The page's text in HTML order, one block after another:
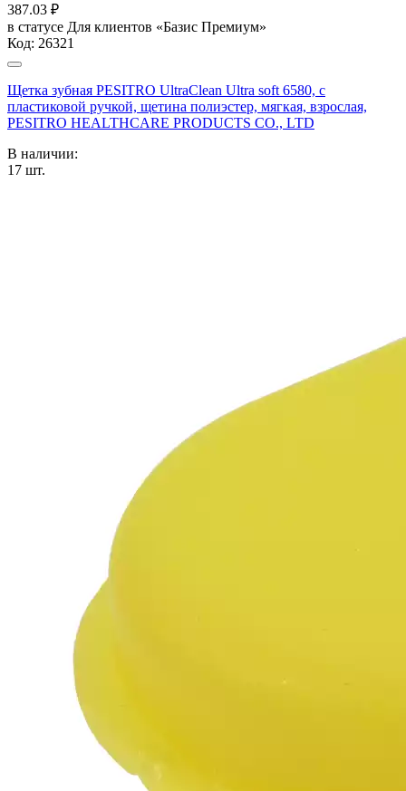
387.03 ₽
в статусе Для клиентов «Базис Премиум»
Код: 26321
Щетка зубная PESITRO UltraClean Ultra soft 6580, с
пластиковой ручкой, щетина полиэстер, мягкая, взрослая,
PESITRO HEALTHCARE PRODUCTS CO., LTD
В наличии:
17 шт.